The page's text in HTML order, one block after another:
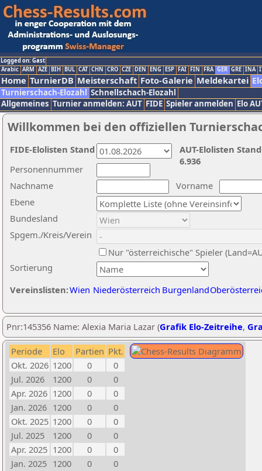
Logged on: Gast
Arabic ARM AZE BIH BUL CAT CHN CRO CZE DEN ENG ESP FAI FIN FRA GER GRE INA
Home TurnierDB Meisterschaft Foto-Galerie Meldekartei
Turnierschach-Elozahl Schnellschach-Elozahl
Allgemeines Turnier anmelden: AUT FIDE Spieler anmelden Elo
Willkommen bei den offiziellen
Nachname
Vorname
Ebene
Sortierung
Personennummer
Bundesland
Spgem./Kreis/Verein
Nur "österreichische" Spieler
Vereinslisten:Wien Niederösterreich Burgenland
AUT-Elolisten
6.936
FIDE-Elolisten Stand
Pnr:145356 Name: Alexia Maria Lazar (Grafik Elo-Zeitreihe,
Periode Elo Partien Pkt.
Okt. 2026 1200 0
0
Jul. 2026
1200 0
0
Apr. 2026 1200 0
0
Jan. 2026 1200 0
0
Okt. 2025 1200 0
0
Jul. 2025
1200 0
0
Apr. 2025 1200 0
0
Jan. 2025 1200 0
0